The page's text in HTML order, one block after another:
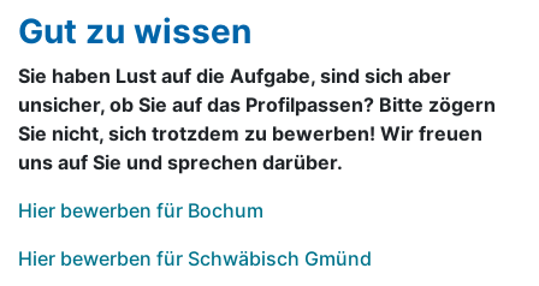
Gut zu wissen
Sie haben Lust auf die Aufgabe, sind sich aber
unsicher, ob Sie auf das Profilpassen? Bitte zögern
Sie nicht, sich trotzdem zu bewerben! Wir freuen
uns auf Sie und sprechen darüber.
Hier bewerben für Bochum
Hier bewerben für Schwäbisch Gmünd